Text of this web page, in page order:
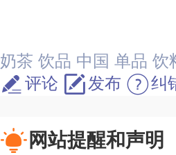
奶茶 饮品 中国 单品 饮
评论
发布 纠
网站提醒和声明